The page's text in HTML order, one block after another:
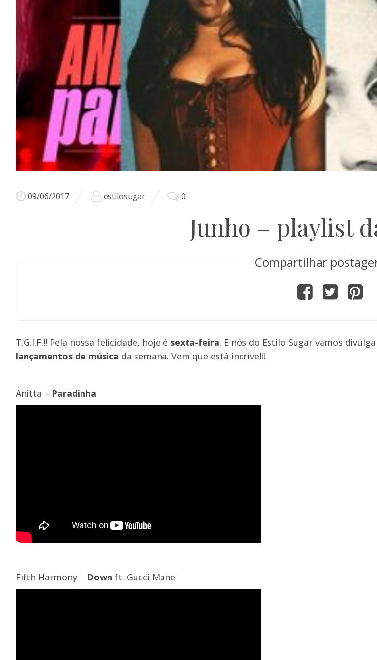
09/06/2017 estilosugar 0
Junho – playlist
Compartilhar
T.G.I.F.!! Pela nossa felicidade, hoje é sexta-feira. E nós do Estilo Sugar vamos
lançamentos de música da semana. Vem que está incrível!!
Anitta – Paradinha
Fifth Harmony – Down ft. Gucci Mane